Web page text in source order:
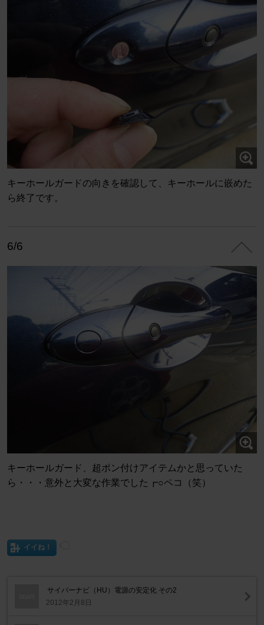
キーホールガードの向きを確認して、キーホールに嵌めた
ら終了です。
6/6
キーホールガード、超ポン付けアイテムかと思っていた
ら・・・意外と大変な作業でした┏○ペコ（笑）
イイね！
サイバーナビ（HU）電源の安定化 その2
2012年2月8日